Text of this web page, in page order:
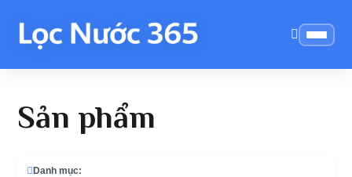
Sản phẩm
Danh mục: